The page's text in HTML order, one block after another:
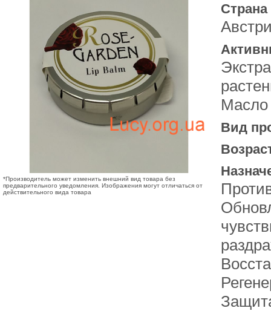
*Производитель может изменить внешний вид товара без
предварительного уведомления. Изображения могут отличаться от
действительного вида товара
Вид